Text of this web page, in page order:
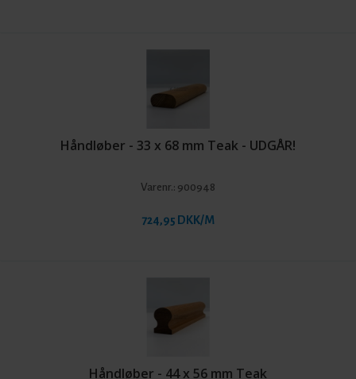
Håndløber - 33 x 68 mm Teak - UDGÅR!
Varenr.: 900948
724,95 DKK/M
Håndløber - 44 x 56 mm Teak